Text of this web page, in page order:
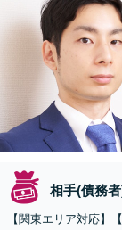
相手(債務
【関東エリア対応】